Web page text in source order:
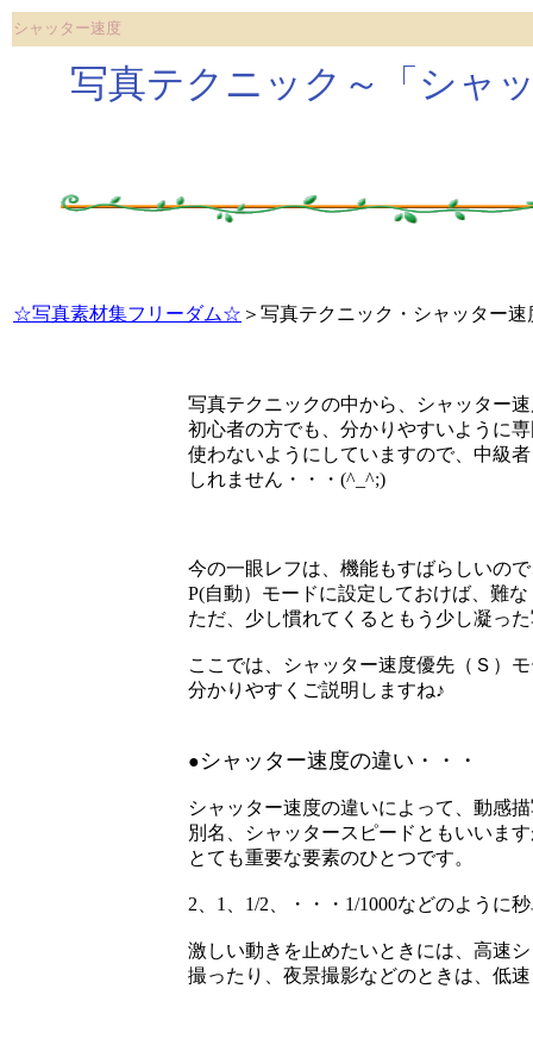
シャッター速度
写真テクニック～「シャ
☆写真素材集フリーダム☆ ＞写真テクニック・シャッター
写真テクニックの中から、
シャッター
初心者の方でも、分かりやすいように
使わないようにしていますので、中級
しれません・・・(^_^;)
今の一眼レフは、機能もすばらしいの
P(自動）モードに設定しておけば、難
ただ、少し慣れてくるともう少し凝っ
ここでは、 シャッター速度優先（Ｓ）
分かりやすくご説明しますね♪
●シャッター速度の違い・・・
シャッター速度の違いによって、動感
別名、シャッタースピードともいいま
とても重要な要素のひとつです。
2、1、1/2、・・・1/1000などのように
激しい動きを止めたいときには、高速
撮ったり、夜景撮影などのときは、低